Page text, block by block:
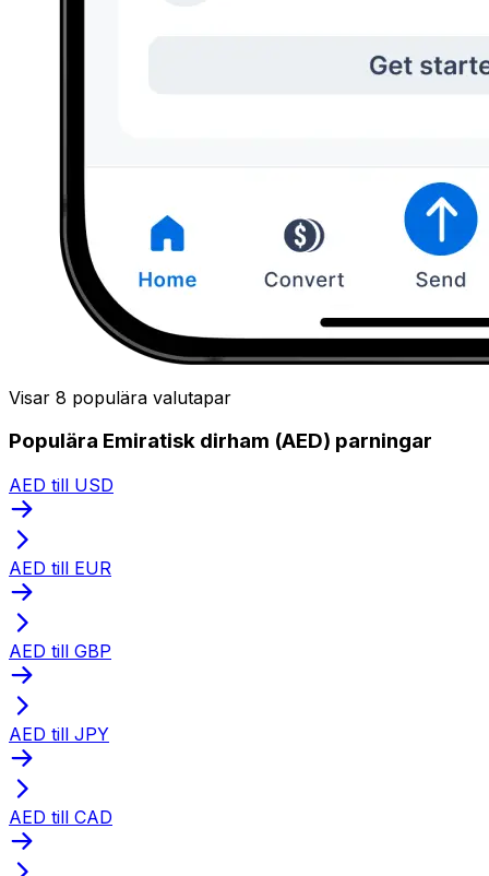
Visar 8 populära valutapar
Populära Emiratisk dirham (AED) parningar
AED till USD
AED till EUR
AED till GBP
AED till JPY
AED till CAD